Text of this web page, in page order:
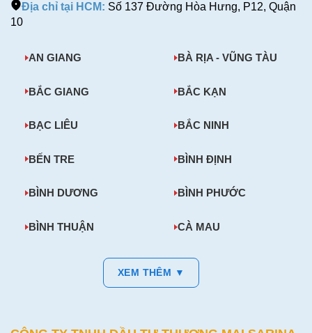
Địa chỉ tại HCM: Số 137 Đường Hòa Hưng, P12, Quận
10
AN GIANG BÀ RỊA - VŨNG TÀU
BẮC GIANG BẮC KẠN
BẠC LIÊU BẮC NINH
BẾN TRE BÌNH ĐỊNH
BÌNH DƯƠNG BÌNH PHƯỚC
BÌNH THUẬN CÀ MAU
XEM THÊM ▼